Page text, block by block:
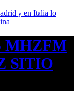
y en Italia lo
FM
SITIO